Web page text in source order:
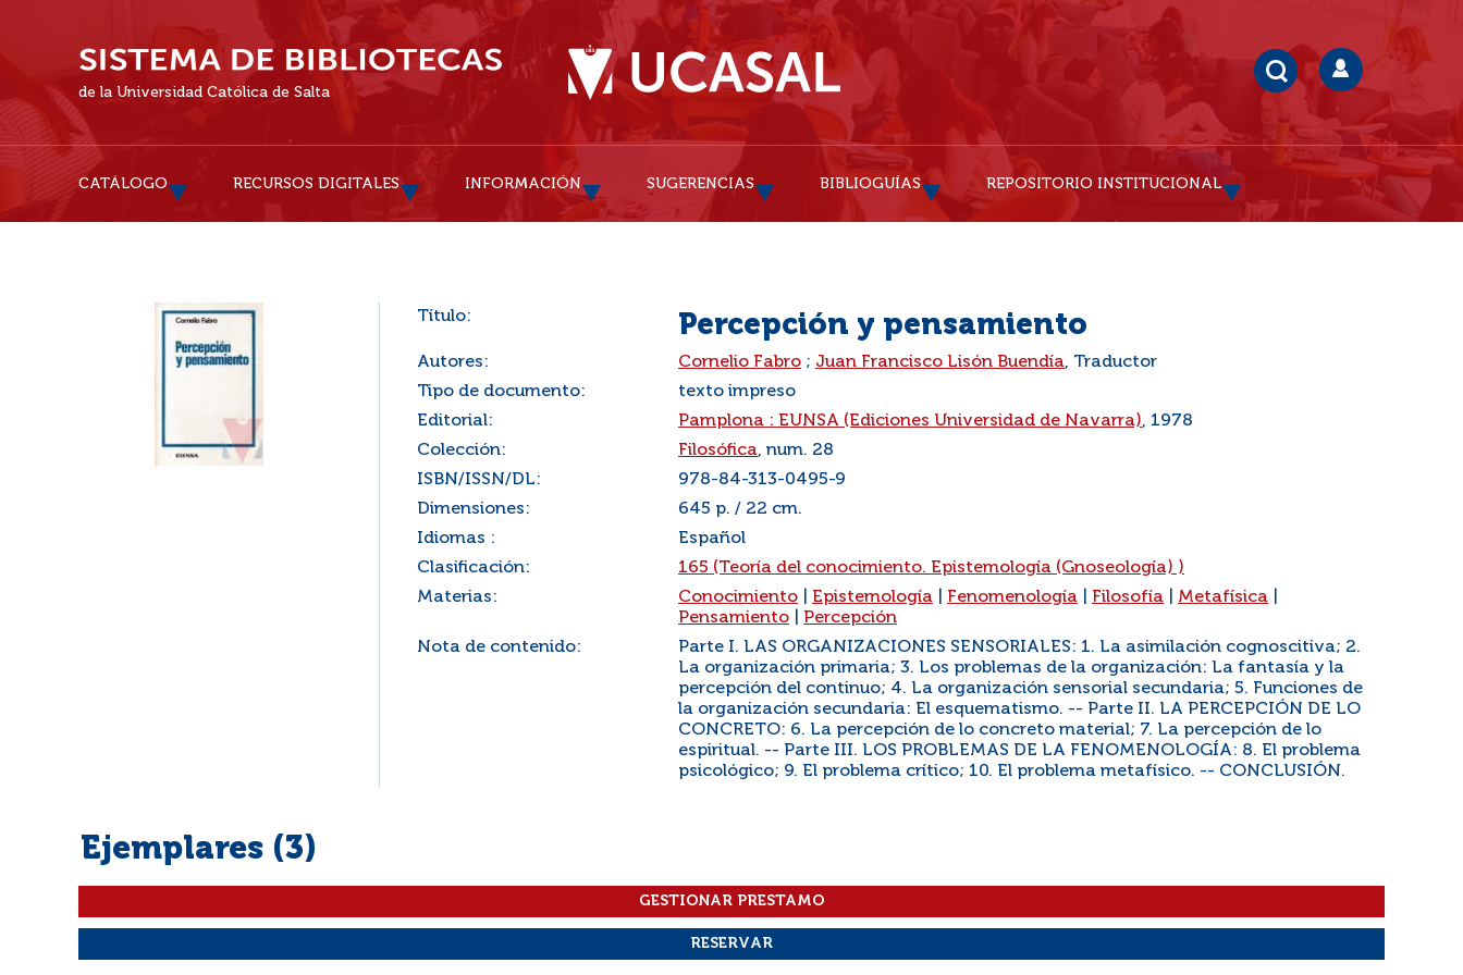
de la Universidad Católica de Salta
CATÁLOGO RECURSOS DIGITALES INFORMACIÓN SUGERENCIAS BIBLIOGUÍAS REPOSITORIO INSTITUCIONAL
Título: Percepción y pensamiento
Autores: Cornelio Fabro ; Juan Francisco Lisón Buendía, Traductor
Tipo de documento:
texto impreso
Editorial:
Pamplona : EUNSA (Ediciones Universidad de Navarra), 1978
Colección:
Filosófica, num. 28
ISBN/ISSN/DL:
978-84-313-0495-9
Dimensiones:
645 p. / 22 cm.
Idiomas :
Español
Clasificación:
165 (Teoría del conocimiento. Epistemología (Gnoseología) )
Materias:
Conocimiento Epistemología Fenomenología Filosofía Metafísica
Pensamiento
Percepción
Nota de contenido:
Parte I. LAS ORGANIZACIONES SENSORIALES: 1. La asimilación cognoscitiva; 2.
La organización primaria; 3. Los problemas de la organización: La fantasía y la
percepción del continuo; 4. La organización sensorial secundaria; 5. Funciones de
la organización secundaria: El esquematismo. -- Parte II. LA PERCEPCIÓN DE LO
CONCRETO: 6. La percepción de lo concreto material; 7. La percepción de lo
espiritual. -- Parte III. LOS PROBLEMAS DE LA FENOMENOLOGÍA: 8. El problema
psicológico; 9. El problema crítico; 10. El problema metafísico. -- CONCLUSIÓN.
Ejemplares (3)